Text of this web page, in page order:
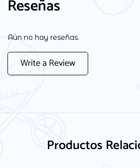
Reseñas
Aún no hay reseñas.
Write a Review
Productos